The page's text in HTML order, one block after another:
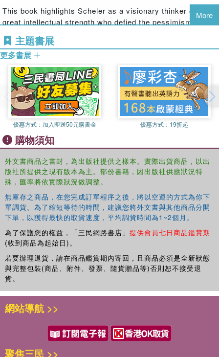
This book highlights Scheler as a visionary thinker of
great intellectual strength who defied the pessimism that
isolated, fragmented nature of man's existence in society
in the twentieth century but suggests that a ‘World-Age of
Adjustment' is on the brink of existence. Scheler argues
that the approaching era is a time for the disjointed society
of the twentieth-century to heal its fractures and a time for
different forms of human knowledge to come together in
global understanding.
More
主題書展
更多書展
優惠方式： 加入即送50元購書金 優惠方式： 19折起
購物須知
外文書商品之書封，為出版社提供之樣本。實際出貨商品，以出
版社所提供之現有版本為主。部份書籍，因出版社供應狀況特
殊，匯率將依實際狀況做調整。
無庫存之商品，在您完成訂單程序之後，將以空運的方式為你下
單調貨。為了縮短等待的時間，建議您將外文書與其他商品分開
下單，以獲得最快的取貨速度，平均調貨時間為1~2個月。
為了保護您的權益，「三民網路書店」 提供會員七日商品鑑賞期
(收到商品為起始日)。
若要辦理退貨，請在商品鑑賞期內寄回，且商品必須是全新狀態
與完整包裝(商品、附件、發票、隨貨贈品等)否則恕不接受退
貨。
網站導航 >>
聚焦三民 >>